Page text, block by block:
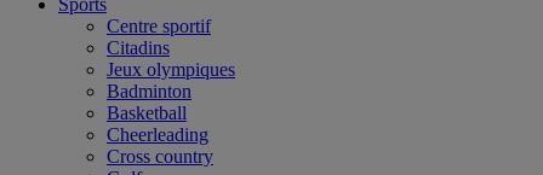
Sports
Centre sportif
Citadins
Jeux olympiques
Badminton
Basketball
Cheerleading
Cross country